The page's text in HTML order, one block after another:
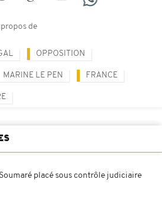
de
OPPOSITION
MARINE LE PEN FRANCE
placé sous contrôle judiciaire